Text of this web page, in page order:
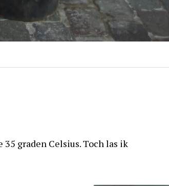
graden Celsius. Toch las ik